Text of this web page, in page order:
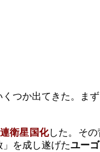
つか出てきた。まず
衛星国化した。そ
を成し遂げたユー